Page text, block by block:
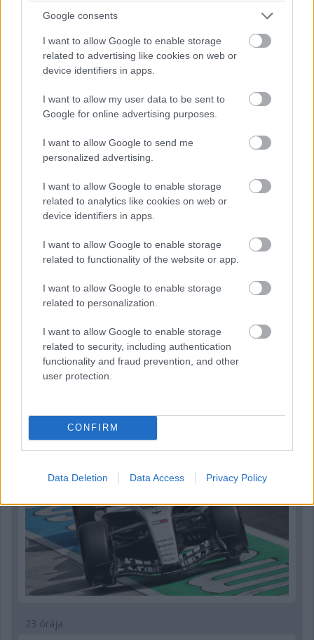
Google consents
I want to allow Google to enable storage
related to advertising like cookies on web or
device identifiers in apps.
I want to allow my user data to be sent to
Google for online advertising purposes.
I want to allow Google to send me
personalized advertising.
I want to allow Google to enable storage
related to analytics like cookies on web or
device identifiers in apps.
I want to allow Google to enable storage
related to functionality of the website or app.
I want to allow Google to enable storage
related to personalization.
I want to allow Google to enable storage
related to security, including authentication
functionality and fraud prevention, and other
user protection.
CONFIRM
Data Deletion Data Access Privacy Policy
Köszöntünk minden kedves olvasót! Szűk negyedóra múlva
kezdődik az F1-es Kanadai Nagydíj első szabadedzése
Hallgasd meg a Formula Podcast
legfrissebb adását!
Kövess minket a Facebookon
Parc Fermé
1 órája
23 órája